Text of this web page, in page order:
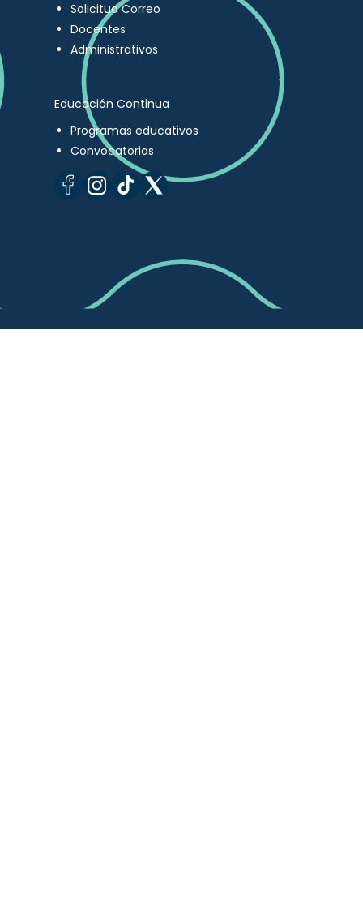
Solicitud Correo
Docentes
Administrativos
Educación Continua
Programas educativos
Convocatorias